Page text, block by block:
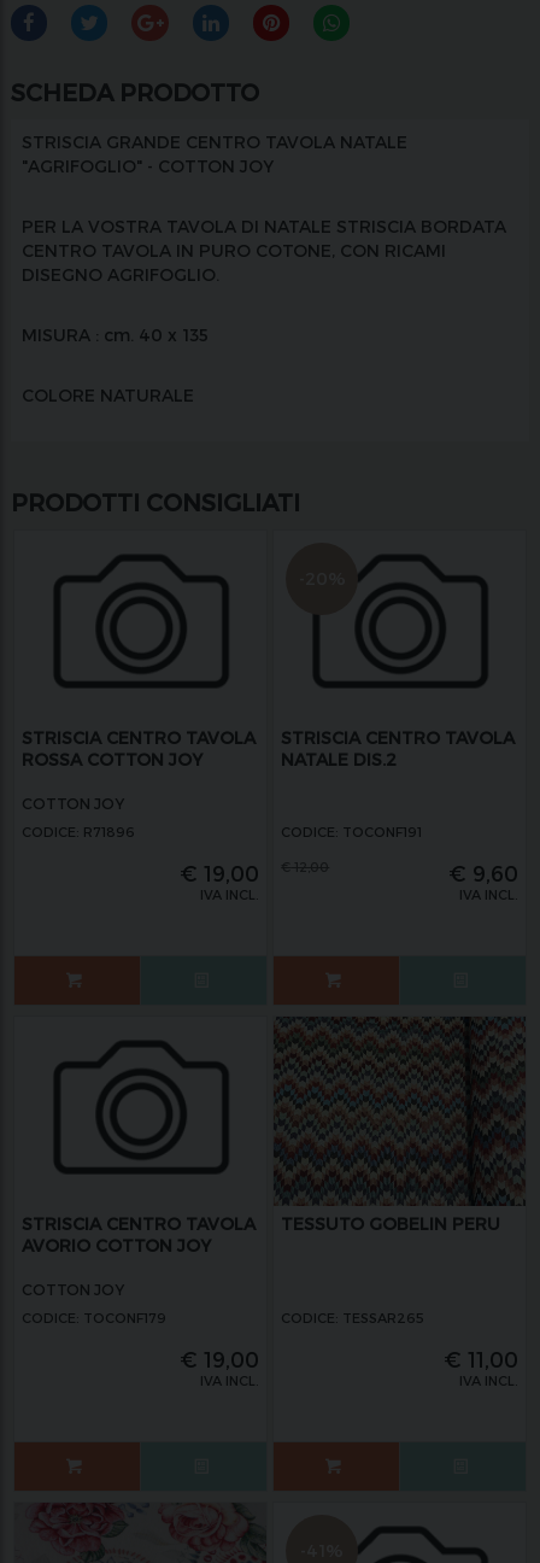
SCHEDA PRODOTTO
STRISCIA GRANDE CENTRO TAVOLA NATALE
"AGRIFOGLIO" - COTTON JOY
PER LA VOSTRA TAVOLA DI NATALE STRISCIA BORDATA
CENTRO TAVOLA IN PURO COTONE, CON RICAMI
DISEGNO AGRIFOGLIO.
MISURA : cm. 40 x 135
COLORE NATURALE
PRODOTTI CONSIGLIATI
STRISCIA CENTRO TAVOLA
ROSSA COTTON JOY
COTTON JOY
CODICE: R71896
€ 19,00
IVA INCL.
STRISCIA CENTRO TAVOLA
NATALE DIS.2
CODICE: TOCONF191
€ 9,60
IVA INCL.
STRISCIA CENTRO TAVOLA
AVORIO COTTON JOY
COTTON JOY
CODICE: TOCONF179
€ 19,00
IVA INCL.
TESSUTO GOBELIN PERU
CODICE: TESSAR265
€ 11,00
IVA INCL.